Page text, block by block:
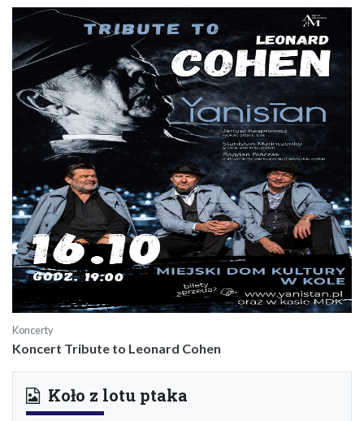
Koncerty
Koncert Tribute to Leonard Cohen
Koło z lotu ptaka